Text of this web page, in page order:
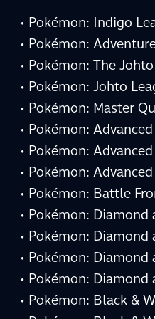
• Pokémon: Indigo
• Pokémon:
• Pokémon: The
• Pokémon: Johto
• Pokémon: Master
• Pokémon: Advanced
• Pokémon:
• Pokémon:
• Pokémon: Battle
• Pokémon: Diamond
• Pokémon:
• Pokémon:
• Pokémon:
• Pokémon: Black &